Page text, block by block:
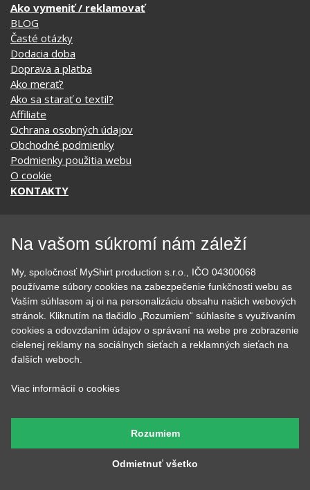
Ako vymeniť / reklamovať
BLOG
Časté otázky
Dodacia doba
Doprava a platba
Ako merať?
Ako sa starať o textil?
Affiliate
Ochrana osobných údajov
Obchodné podmienky
Podmienky použitia webu
O cookie
KONTAKTY
KATEGÓRIE
Tipy na darčeky
Všetky motívy
Darčekové poukazy
Auto - Moto
Hrnčeky
Cestovanie
Evolúcia
Narodeninové
Nápisy
Povolania
Pre kamarátky a kamarátov
Rodinné
Sex
Vojenské
Zvierata
Na vašom súkromí nám záleží
My, spoločnosť MyShirt production s.r.o., IČO 04300068
používame súbory cookies na zabezpečenie funkčnosti webu as
Vaším súhlasom aj oi na personalizáciu obsahu našich webových
stránok. Kliknutím na tlačidlo „Rozumiem“ súhlasíte s využívaním
cookies a odovzdaním údajov o správaní na webe pre zobrazenie
cielenej reklamy na sociálnych sieťach a reklamných sieťach na
ďalších weboch.
Viac informácií o cookies
Odmietnuť všetko
Rozumiem